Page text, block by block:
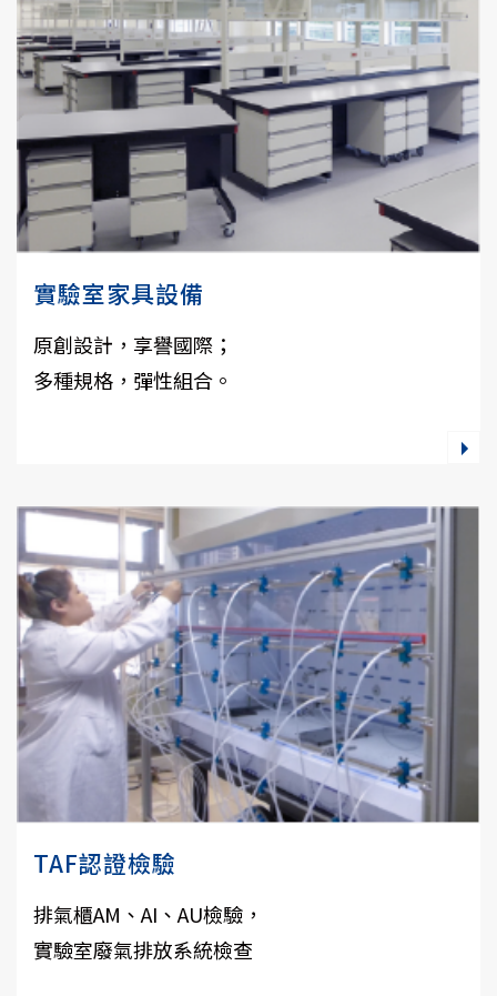
實驗室家具設備
原創設計，享譽國際；
多種規格，彈性組合。
TAF認證檢驗
排氣櫃AM、AI、AU檢驗，
實驗室廢氣排放系統檢查